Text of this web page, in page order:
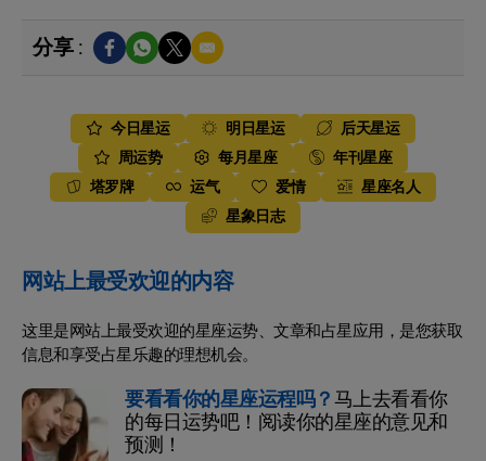
分享 :
今日星运 明日星运
后天星运
周运势
每月星座
年刊星座
塔罗牌
运气 爱情
星座名人
星象日志
网站上最受欢迎的内容
这里是网站上最受欢迎的星座运势、文章和占星应用，是您获取
信息和享受占星乐趣的理想机会。
要看看你的星座运程吗？马上去看看你
的每日运势吧！阅读你的星座的意见和
预测！